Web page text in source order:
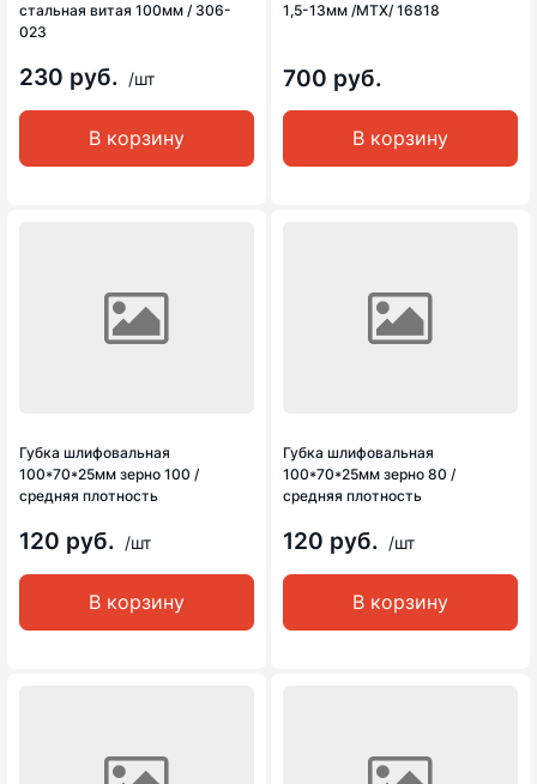
стальная витая 100мм / 306-
023
230 руб. /шт
В корзину
1,5-13мм /MTX/ 16818
700 руб.
В корзину
Губка шлифовальная
100*70*25мм зерно 100 /
средняя плотность
120 руб. /шт
В корзину
Губка шлифовальная
100*70*25мм зерно 80 /
средняя плотность
120 руб. /шт
В корзину